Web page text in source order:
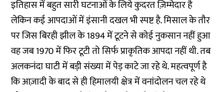
इतिहास में बहुत सारी घटनाओं के लिये कुदरत ज़िम्मेदार है
लेकिन कई आपदाओं में इंसानी दखल भी स्पष्ट है. मिसाल के तौर
पर जिस बिरही झील के 1894 में टूटने से कोई नुकसान नहीं हुआ
वह जब 1970 में फिर टूटी तो सिर्फ प्राकृतिक आपदा नहीं थी. तब
अलकनंदा घाटी में बड़ी संख्या में पेड़ काटे जा रहे थे. महत्वपूर्ण है
कि आज़ादी के बाद से ही हिमालयी क्षेत्र में वनांदोलन चल रहे थे